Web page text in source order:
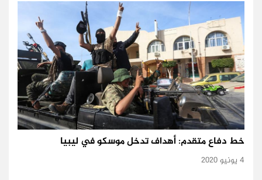
خط دفاع متقدم: أهداف تدخل موسكو في ليبيا
4 يونيو 2020